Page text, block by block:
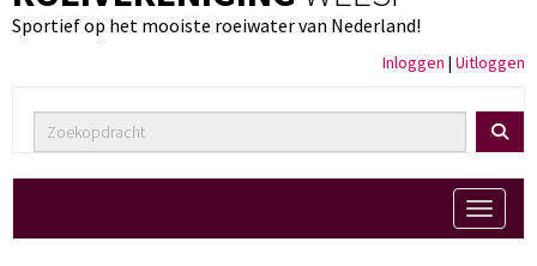
Sportief op het mooiste roeiwater van Nederland!
Inloggen | Uitloggen
Toggle